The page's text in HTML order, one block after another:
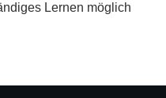
Lernen möglich